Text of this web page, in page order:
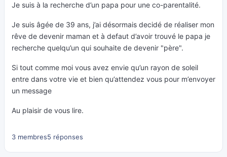
Je suis à la recherche d’un papa pour une co-parentalité.
Je suis âgée de 39 ans, j’ai désormais decidé de réaliser mon
rêve de devenir maman et à defaut d’avoir trouvé le papa je
recherche quelqu’un qui souhaite de devenir "père".
Si tout comme moi vous avez envie qu’un rayon de soleil
entre dans votre vie et bien qu’attendez vous pour m’envoyer
un message
Au plaisir de vous lire.
3 membres5 réponses